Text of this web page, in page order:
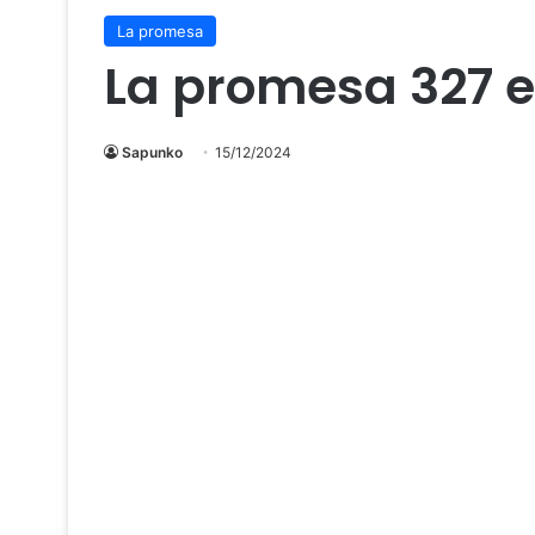
La promesa
La promesa 327
Sapunko 15/12/2024